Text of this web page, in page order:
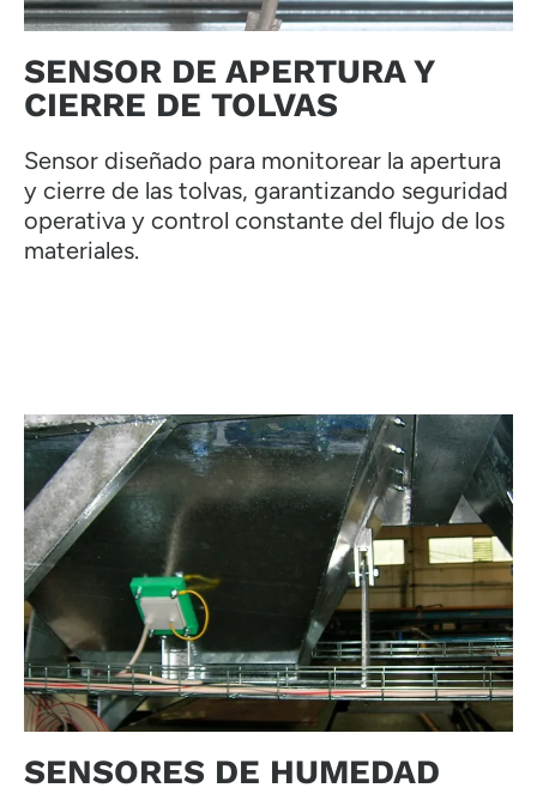
SENSOR DE APERTURA Y
CIERRE DE TOLVAS
Sensor diseñado para monitorear la apertura
y cierre de las tolvas, garantizando seguridad
operativa y control constante del flujo de los
materiales.
SENSORES DE HUMEDAD